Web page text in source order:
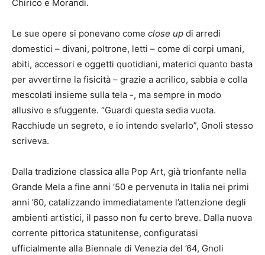
Chirico e Morandi.
Le sue opere si ponevano come close up di arredi
domestici – divani, poltrone, letti – come di corpi umani,
abiti, accessori e oggetti quotidiani, materici quanto basta
per avvertirne la fisicità – grazie a acrilico, sabbia e colla
mescolati insieme sulla tela -, ma sempre in modo
allusivo e sfuggente. “Guardi questa sedia vuota.
Racchiude un segreto, e io intendo svelarlo”, Gnoli stesso
scriveva.
Dalla tradizione classica alla Pop Art, già trionfante nella
Grande Mela a fine anni ’50 e pervenuta in Italia nei primi
anni ’60, catalizzando immediatamente l’attenzione degli
ambienti artistici, il passo non fu certo breve. Dalla nuova
corrente pittorica statunitense, configuratasi
ufficialmente alla Biennale di Venezia del ’64, Gnoli